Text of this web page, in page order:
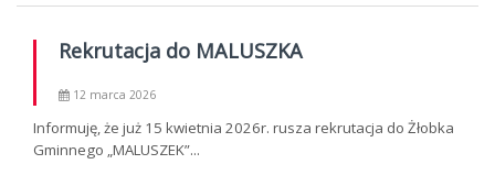
Rekrutacja do MALUSZKA
12 marca 2026
Informuję, że już 15 kwietnia 2026r. rusza rekrutacja do Żłobka
Gminnego „MALUSZEK”...